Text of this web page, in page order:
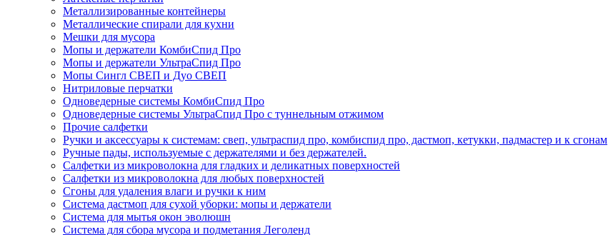
Металлизированные контейнеры
Металлические спирали для кухни
Мешки для мусора
Мопы и держатели КомбиСпид Про
Мопы и держатели УльтраСпид Про
Мопы Сингл СВЕП и Дуо СВЕП
Нитриловые перчатки
Одноведерные системы КомбиСпид Про
Одноведерные системы УльтраСпид Про с туннельным отжимом
Прочие салфетки
Ручки и аксессуары к системам: свеп, ультраспид про, комбиспид про, дастмоп, кетукки, падмастер и к сгонам
Ручные пады, используемые с держателями и без держателей.
Салфетки из микроволокна для гладких и деликатных поверхностей
Салфетки из микроволокна для любых поверхностей
Сгоны для удаления влаги и ручки к ним
Система дастмоп для сухой уборки: мопы и держатели
Система для мытья окон эволюшн
Система для сбора мусора и подметания Леголенд